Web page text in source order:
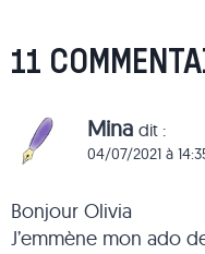
11
Mina dit :
04/07/2021 à
Bonjour Olivia
J’emmène mon ado